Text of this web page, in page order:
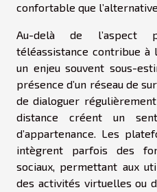
confortable que
Au-delà de l’aspect
téléassistance contribue à
un enjeu souvent sous-
présence d’un réseau de
de dialoguer
distance créent un
d’appartenance. Les
intègrent parfois des
sociaux, permettant aux
des activités virtuelles ou